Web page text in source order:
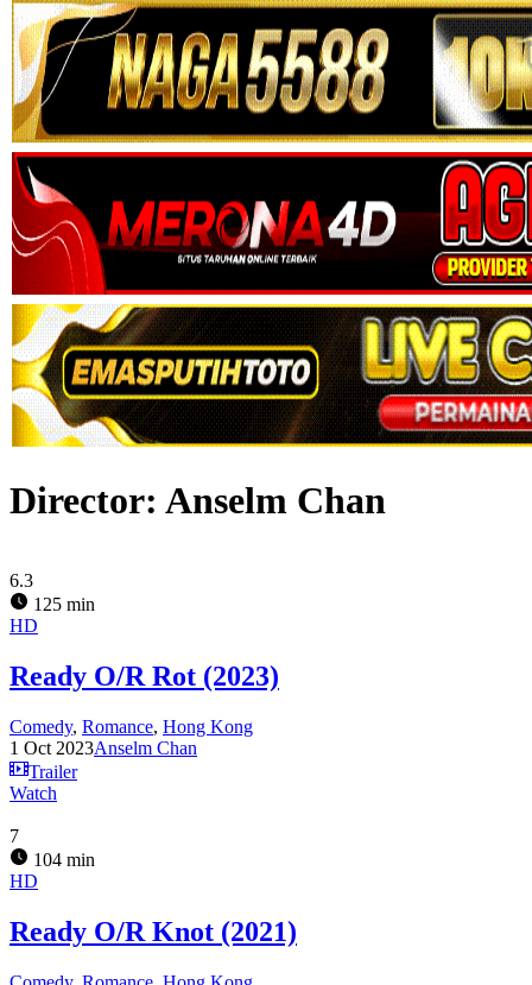
Director: Anselm Chan
6.3
125 min
HD
Ready O/R Rot (2023)
Comedy, Romance, Hong Kong
1 Oct 2023Anselm Chan
Trailer
Watch
7
104 min
HD
Ready O/R Knot (2021)